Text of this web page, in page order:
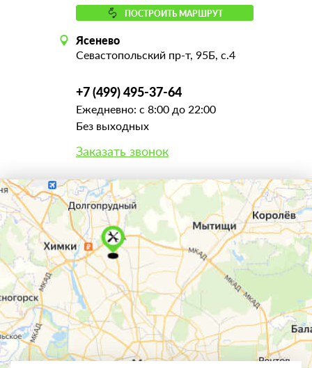
ПОСТРОИТЬ МАРШРУТ
Ясенево
Севастопольский пр-т, 95Б, с.4
+7 (499) 495-37-64
Ежедневно: с 8:00 до 22:00
Без выходных
Заказать звонок